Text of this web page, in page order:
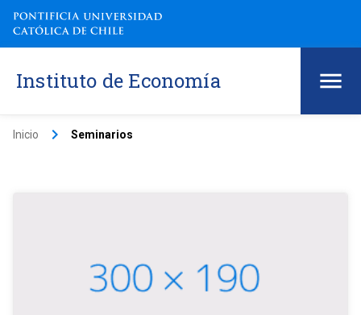
Instituto de Economía
Inicio keyboard_arrow_right Seminarios